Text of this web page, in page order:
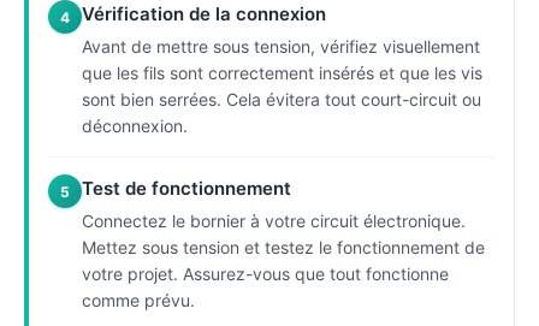
4 Vérification de la connexion
Avant de mettre sous tension, vérifiez visuellement
que les fils sont correctement insérés et que les vis
sont bien serrées. Cela évitera tout court-circuit ou
déconnexion.
5 Test de fonctionnement
Connectez le bornier à votre circuit électronique.
Mettez sous tension et testez le fonctionnement de
votre projet. Assurez-vous que tout fonctionne
comme prévu.